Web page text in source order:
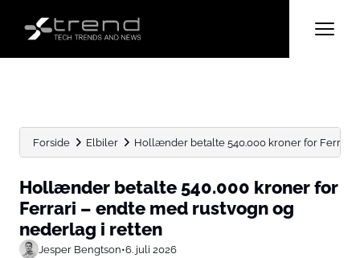
Forside Elbiler Hollænder betalte 540.000 kroner for Ferrari
Hollænder betalte 540.000 kroner for
Ferrari – endte med rustvogn og
nederlag i retten
Jesper Bengtson•6. juli 2026